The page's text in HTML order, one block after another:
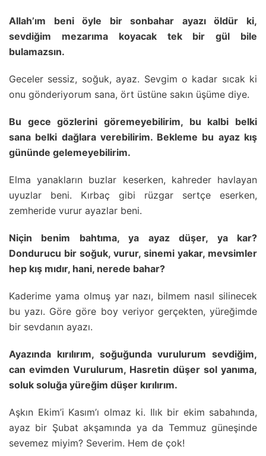
Allah’ım beni öyle bir sonbahar ayazı öldür ki,
sevdiğim mezarıma koyacak tek bir gül bile
bulamazsın.
Geceler sessiz, soğuk, ayaz. Sevgim o kadar sıcak ki
onu gönderiyorum sana, ört üstüne sakın üşüme diye.
Bu gece gözlerini göremeyebilirim, bu kalbi belki
sana belki dağlara verebilirim. Bekleme bu ayaz kış
gününde gelemeyebilirim.
Elma yanakların buzlar keserken, kahreder havlayan
uyuzlar beni. Kırbaç gibi rüzgar sertçe eserken,
zemheride vurur ayazlar beni.
Niçin benim bahtıma, ya ayaz düşer, ya kar?
Dondurucu bir soğuk, vurur, sinemi yakar, mevsimler
hep kış mıdır, hani, nerede bahar?
Kaderime yama olmuş yar nazı, bilmem nasıl silinecek
bu yazı. Göre göre boy veriyor gerçekten, yüreğimde
bir sevdanın ayazı.
Ayazında kırılırım, soğuğunda vurulurum sevdiğim,
can evimden Vurulurum, Hasretin düşer sol yanıma,
soluk soluğa yüreğim düşer kırılırım.
Aşkın Ekim’i Kasım’ı olmaz ki. Ilık bir ekim sabahında,
ayaz bir Şubat akşamında ya da Temmuz güneşinde
sevemez miyim? Severim. Hem de çok!